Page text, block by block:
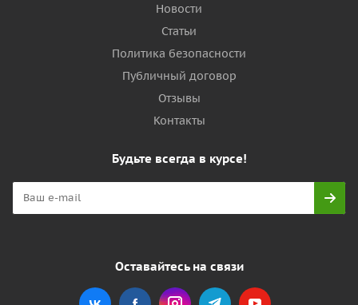
Новости
Статьи
Политика безопасности
Публичный договор
Отзывы
Контакты
Будьте всегда в курсе!
Оставайтесь на связи